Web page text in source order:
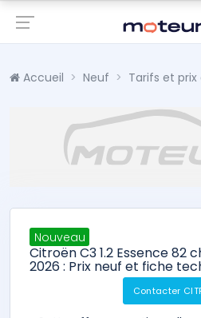
Accueil Neuf Tarifs et
Nouveau
Citroën C3 1.2 Essence 82
2026 : Prix neuf et fiche
Contacter